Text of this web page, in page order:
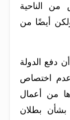
من الناحية
أيضًا من
دفع الدولة
عدم اختصاص
من أعمال
بشأن بطلان